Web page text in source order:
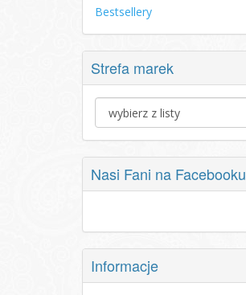
Bestsellery
Strefa marek
Nasi Fani na Facebooku
Informacje